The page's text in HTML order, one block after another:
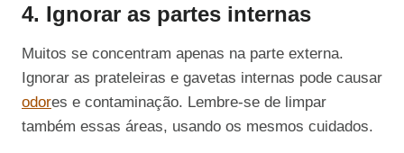
4. Ignorar as partes internas
Muitos se concentram apenas na parte externa.
Ignorar as prateleiras e gavetas internas pode causar
odores e contaminação. Lembre-se de limpar
também essas áreas, usando os mesmos cuidados.